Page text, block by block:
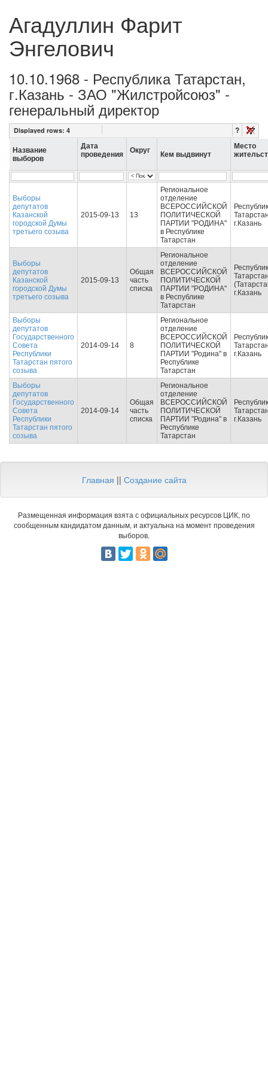
Агадуллин Фарит
Энгелович
10.10.1968 - Республика Татарстан,
г.Казань - ЗАО "Жилстройсоюз" -
генеральный директор
Displayed rows: 4 ?
Название
выборов
Дата
проведения
Округ Кем выдвинут
Место
Выборы
депутатов
Казанской
городской Думы
третьего созыва
2015-09-13 13
Региональное
отделение
ВСЕРОССИЙСКОЙ
ПОЛИТИЧЕСКОЙ
ПАРТИИ "РОДИНА"
в Республике
Татарстан
г.Казань
Выборы
депутатов
Казанской
городской Думы
третьего созыва
2015-09-13
Общая
часть
списка
Региональное
отделение
ВСЕРОССИЙСКОЙ
ПОЛИТИЧЕСКОЙ
ПАРТИИ "РОДИНА"
в Республике
Татарстан
г.Казань
Выборы
депутатов
Государственного
Совета
Республики
Татарстан пятого
созыва
2014-09-14 8
Региональное
отделение
ВСЕРОССИЙСКОЙ
ПОЛИТИЧЕСКОЙ
ПАРТИИ "Родина" в
Республике
Татарстан
г.Казань
Выборы
депутатов
Государственного
Совета
Республики
Татарстан пятого
созыва
2014-09-14
Общая
часть
списка
Региональное
отделение
ВСЕРОССИЙСКОЙ
ПОЛИТИЧЕСКОЙ
ПАРТИИ "Родина" в
Республике
Татарстан
г.Казань
Главная || Создание сайта
Размещенная информация взята с официальных ресурсов ЦИК, по
сообщенным кандидатом данным, и актуальна на момент проведения
выборов.